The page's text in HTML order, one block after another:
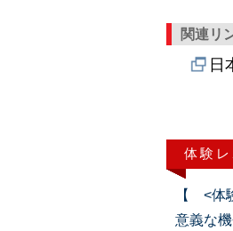
関連リ
日
体験
【 <体
意義な